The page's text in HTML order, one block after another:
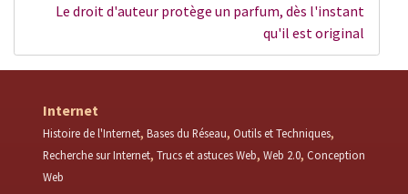
Le droit d'auteur protège un parfum, dès l'instant
qu'il est original
Internet
Histoire de l'Internet Bases du Réseau Outils et Techniques
Recherche sur Internet Trucs et astuces Web Web 2.0 Conception
Web